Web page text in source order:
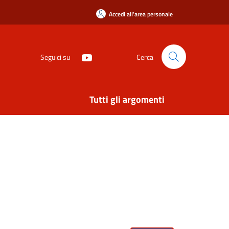
Accedi all'area personale
Seguici su Cerca
Tutti gli argomenti